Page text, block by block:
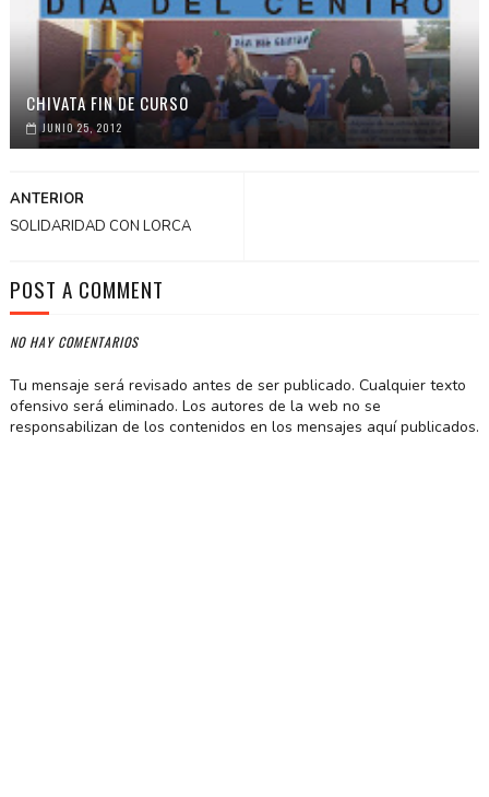
CHIVATA FIN DE CURSO
JUNIO 25, 2012
ANTERIOR
SOLIDARIDAD CON LORCA
POST A COMMENT
NO HAY COMENTARIOS
Tu mensaje será revisado antes de ser publicado. Cualquier texto
ofensivo será eliminado. Los autores de la web no se
responsabilizan de los contenidos en los mensajes aquí publicados.